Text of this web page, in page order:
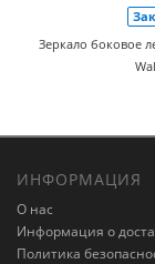
Зеркало боковое
ИНФОРМАЦИЯ
О нас
Информация о
Политика